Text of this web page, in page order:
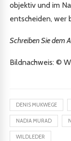
objektiv und im
entscheiden, wer
Schreiben Sie dem
Bildnachweis: ©
DENIS MUKWEGE
NADIA MURAD
WILDLEDER